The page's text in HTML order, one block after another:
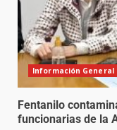
Información General
Fentanilo
funcionarias de la